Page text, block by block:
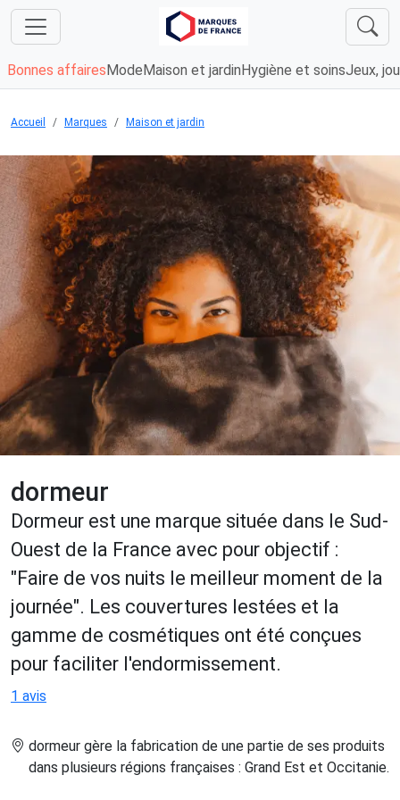
Bonnes affaires Mode Maison et jardin Hygiène et soinsJeux,
Accueil Marques Maison et jardin
Chargement...
dormeur
Dormeur est une marque située dans le Sud-
Ouest de la France avec pour objectif :
"Faire de vos nuits le meilleur moment de la
journée". Les couvertures lestées et la
gamme de cosmétiques ont été conçues
pour faciliter l'endormissement.
1 avis
dormeur gère la fabrication de une partie de ses produits
dans plusieurs régions françaises : Grand Est et Occitanie.